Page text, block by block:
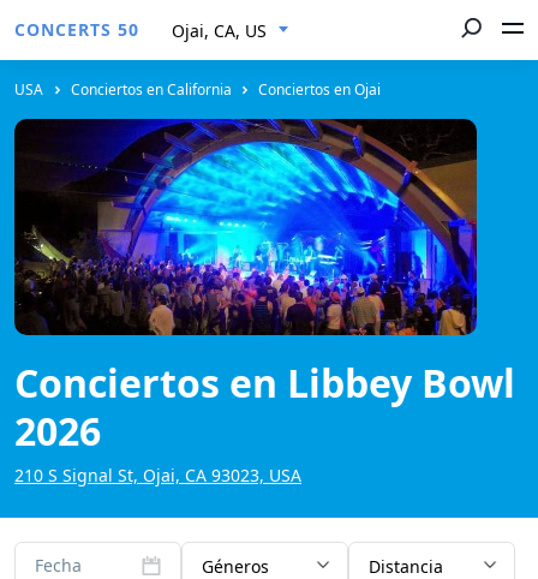
CONCERTS 50 Ojai, CA, US
USA Conciertos en California Conciertos en Ojai
Conciertos en Libbey Bowl
2026
210 S Signal St, Ojai, CA 93023, USA
Fecha Géneros Distancia